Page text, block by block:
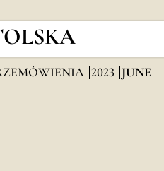
2023 JUNE